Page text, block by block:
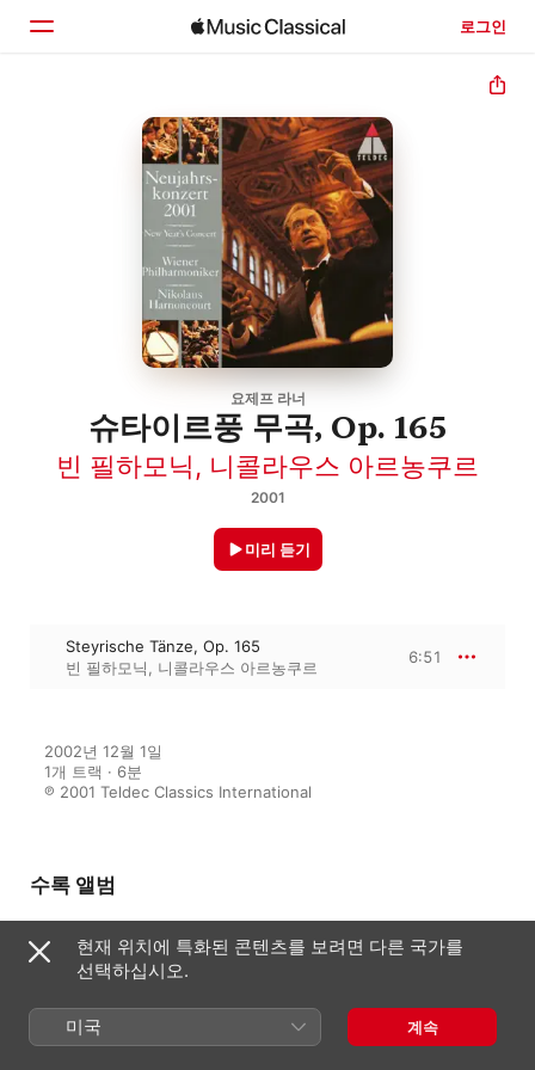
로그인
둘러보기
요제프 라너
슈타이르풍 무곡, Op. 165
빈 필하모닉, 니콜라우스 아르농쿠르
2001
미리 듣기
Steyrische Tänze, Op. 165
빈 필하모닉, 니콜라우스 아르농쿠르
6:51
2002년 12월 1일
1개 트랙 · 6분
℗ 2001 Teldec Classics International
수록 앨범
New Year's Day Concert 2001
빈 필하모닉,니콜라우스 아르농쿠르
현재 위치에 특화된 콘텐츠를 보려면 다른 국가를
선택하십시오.
미국 계속